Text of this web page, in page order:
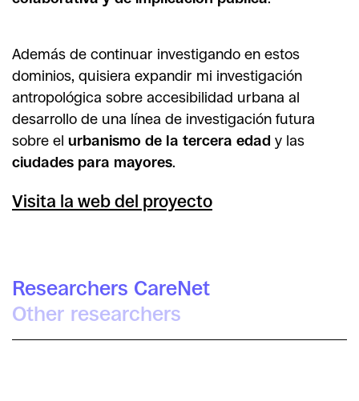
Además de continuar investigando en estos
dominios, quisiera expandir mi investigación
antropológica sobre accesibilidad urbana al
desarrollo de una línea de investigación futura
sobre el urbanismo de la tercera edad y las
ciudades para mayores.
Visita la web del proyecto
Researchers CareNet
Other researchers